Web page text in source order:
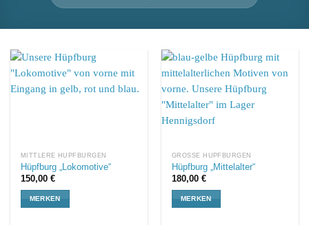
MITTLERE HÜPFBURGEN
Hüpfburg „Lokomotive“
150,00 €
MERKEN
GROSSE HÜPFBURGEN
Hüpfburg „Mittelalter“
180,00 €
MERKEN